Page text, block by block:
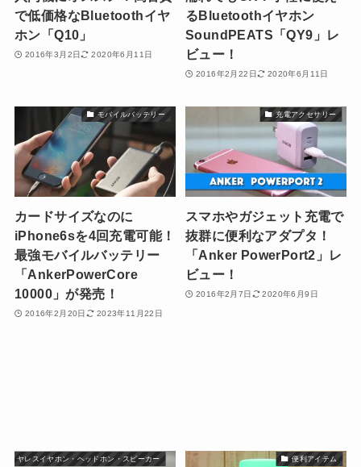
で低価格なBluetoothイヤ
ホン「Q10」
2016年3月2日 2020年6月11日
るBluetoothイヤホン
SoundPEATS「QY9」レ
ビュー！
2016年2月22日 2020年6月11日
モバイルバッテリー
カードサイズなのに
iPhone6sを4回充電可能！
最強モバイルバッテリー
「AnkerPowerCore
10000」が発売！
2016年2月20日 2023年11月22日
充電アクセサリー
スマホやガジェット充電で
抜群に便利なアダプタ！
「Anker PowerPort2」レ
ビュー！
2016年2月7日 2020年6月9日
ワイヤレスイヤホン・ヘッドホン・スピーカー 便利アイテム